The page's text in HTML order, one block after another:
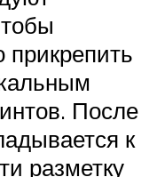
прикрепить
После
к
разметку